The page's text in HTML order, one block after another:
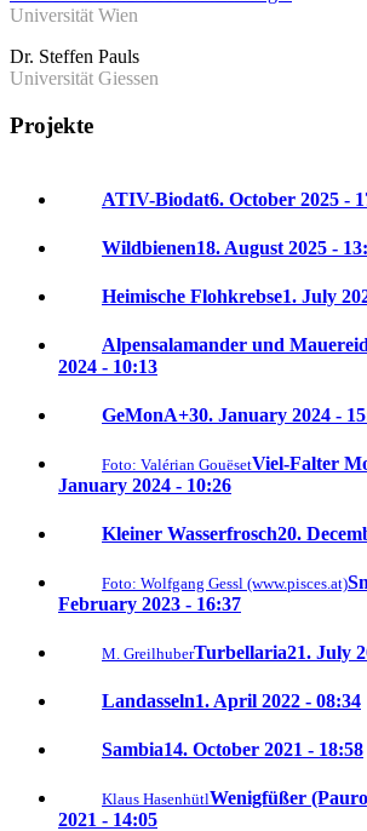
Universität Wien
Dr. Steffen Pauls
Universität Giessen
Projekte
ATIV-Biodat6. October 2025 -
Wildbienen18. August 2025 -
Heimische Flohkrebse1. July
Alpensalamander und
2024 - 10:13
GeMonA+30. January 2024 -
Foto: Valérian GouësetViel-Falter
January 2024 - 10:26
Kleiner Wasserfrosch20.
Foto: Wolfgang Gessl (www.pisces.at)
February 2023 - 16:37
M. GreilhuberTurbellaria21. July
Landasseln1. April 2022 - 08:34
Sambia14. October 2021 - 18:58
Klaus HasenhütlWenigfüßer
2021 - 14:05